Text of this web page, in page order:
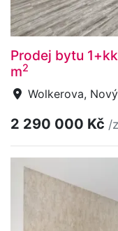
Prodej bytu
m2
Wolkerova,
2 290 000 Kč /